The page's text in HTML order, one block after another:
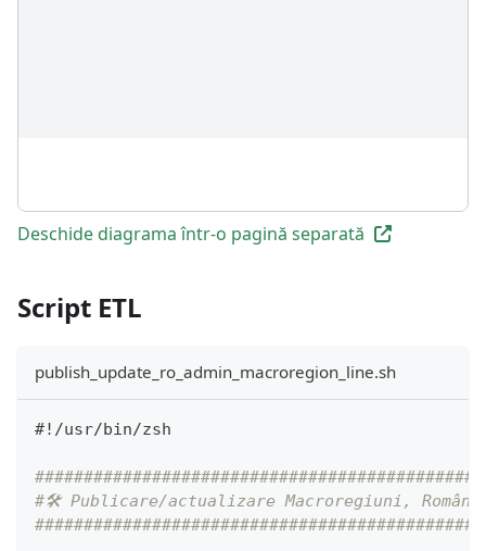
Deschide diagrama într-o pagină separată
Script ETL
publish_update_ro_admin_macroregion_line.sh
#!/usr/bin/zsh
#🛠 Publicare/actualizare Macroregiuni,